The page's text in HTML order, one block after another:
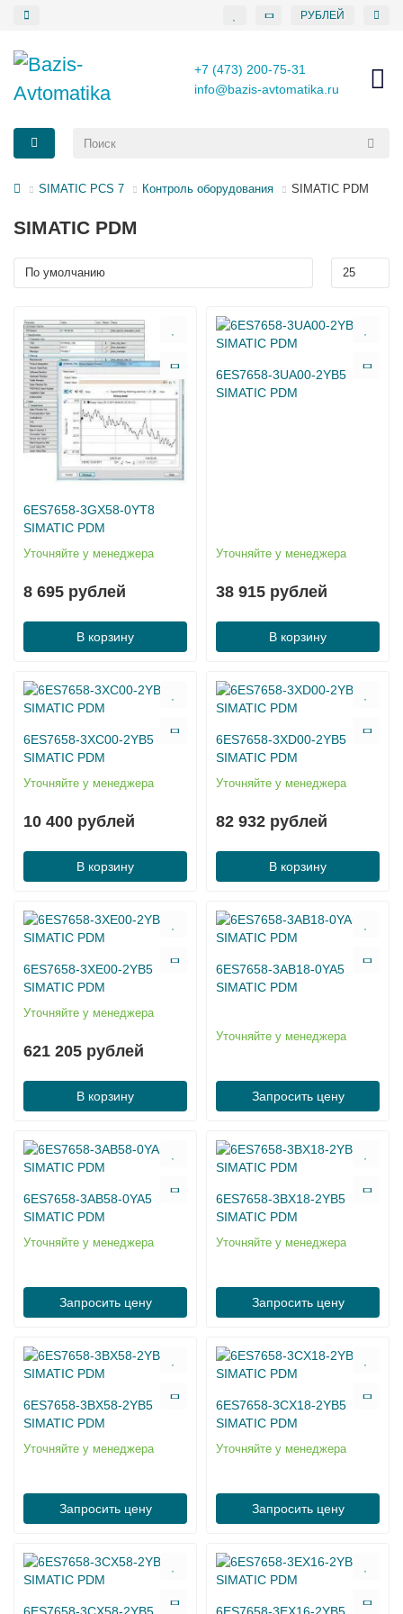
РУБЛЕЙ
+7 (473) 200-75-31
info@bazis-avtomatika.ru
SIMATIC PCS 7 Контроль оборудования SIMATIC PDM
SIMATIC PDM
6ES7658-3GX58-0YT8
SIMATIC PDM
Уточняйте у менеджера
8 695 рублей
В корзину
6ES7658-3UA00-2YB5
SIMATIC PDM
Уточняйте у менеджера
38 915 рублей
В корзину
6ES7658-3XC00-2YB5
SIMATIC PDM
Уточняйте у менеджера
10 400 рублей
В корзину
6ES7658-3XD00-2YB5
SIMATIC PDM
Уточняйте у менеджера
82 932 рублей
В корзину
6ES7658-3XE00-2YB5
SIMATIC PDM
Уточняйте у менеджера
621 205 рублей
В корзину
6ES7658-3AB18-0YA5
SIMATIC PDM
Уточняйте у менеджера
Запросить цену
6ES7658-3AB58-0YA5
SIMATIC PDM
Уточняйте у менеджера
Запросить цену
6ES7658-3BX18-2YB5
SIMATIC PDM
Уточняйте у менеджера
Запросить цену
6ES7658-3BX58-2YB5
SIMATIC PDM
Уточняйте у менеджера
Запросить цену
6ES7658-3CX18-2YB5
SIMATIC PDM
Уточняйте у менеджера
Запросить цену